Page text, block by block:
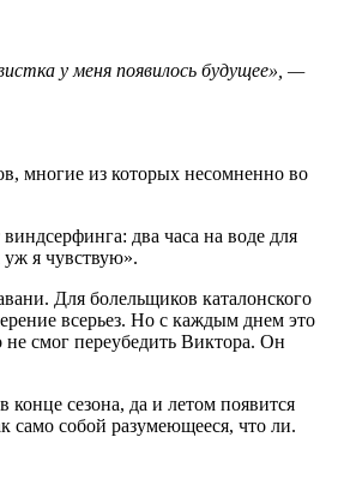
у меня появилось будущее», —
многие из которых несомненно во
два часа на воде для
уж я чувствую».
Для болельщиков каталонского
всерьез. Но с каждым днем это
смог переубедить Виктора. Он
сезона, да и летом появится
само собой разумеющееся, что ли.